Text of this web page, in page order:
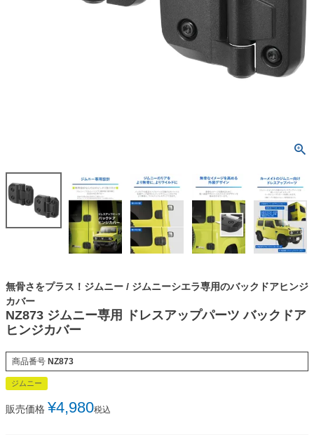
無骨さをプラス！ジムニー / ジムニーシエラ専用のバックドアヒンジ
カバー
NZ873 ジムニー専用 ドレスアップパーツ バックドア
ヒンジカバー
商品番号 NZ873
ジムニー
販売価格 ¥4,980税込